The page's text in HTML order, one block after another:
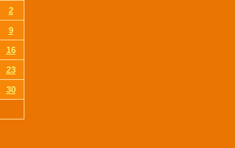
2
9
16
23
30